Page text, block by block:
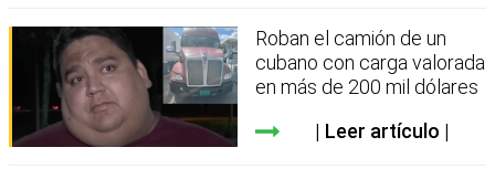
Roban el camión de un
cubano con carga valorada
en más de 200 mil dólares
Leer artículo